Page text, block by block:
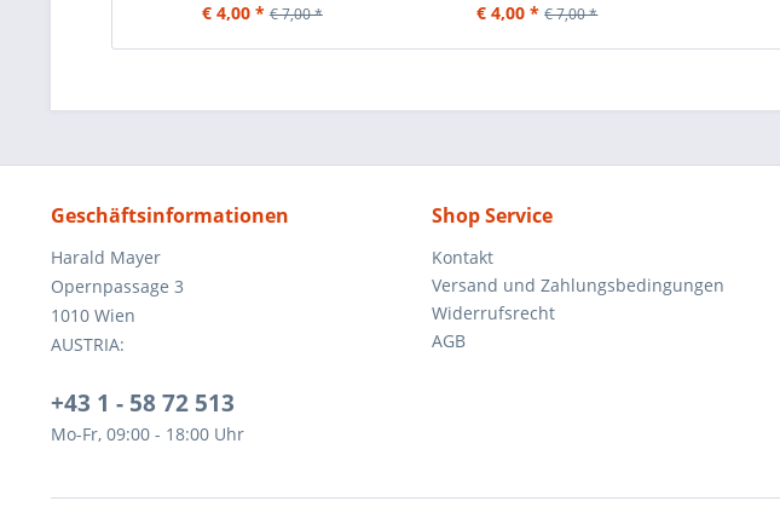
€ 4,00 * € 7,00 * € 4,00 * € 7,00 *
Geschäftsinformationen
Harald Mayer
Opernpassage 3
1010 Wien
AUSTRIA:
+43 1 - 58 72 513
Mo-Fr, 09:00 - 18:00 Uhr
Shop Service
Kontakt
Versand und Zahlungsbedingungen
Widerrufsrecht
AGB